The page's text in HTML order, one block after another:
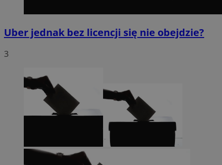
Uber jednak bez licencji się nie obejdzie?
3